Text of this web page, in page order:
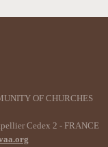
OF CHURCHES
Cedex 2 - FRANCE